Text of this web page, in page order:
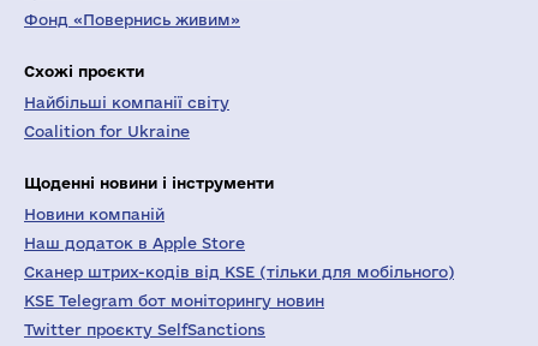
Фонд «Повернись живим»
Схожі проєкти
Найбільші компанії світу
Coalition for Ukraine
Щоденні новини і інструменти
Новини компаній
Наш додаток в Apple Store
Сканер штрих-кодів від KSE (тільки для мобільного)
KSE Telegram бот моніторингу новин
Twitter проєкту SelfSanctions